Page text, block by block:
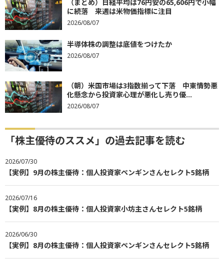
（まとめ）日経平均は76円安の65,606円で小幅
に続落 来週は米物価指標に注目
2026/08/07
半導体株の調整は底値をつけたか
2026/08/07
（朝）米国市場は3指数揃って下落 中東情勢悪
化懸念から投資家心理が悪化し売り優...
2026/08/07
「株主優待のススメ」の過去記事を読む
2026/07/30
【実例】9月の株主優待：個人投資家ペンギンさんセレクト5銘柄
2026/07/16
【実例】8月の株主優待：個人投資家小坊主さんセレクト5銘柄
2026/06/30
【実例】8月の株主優待：個人投資家ペンギンさんセレクト5銘柄